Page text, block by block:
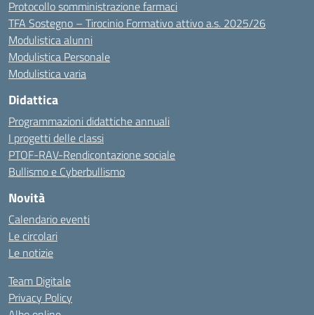
Protocollo somministrazione farmaci
TFA Sostegno – Tirocinio Formativo attivo a.s. 2025/26
Modulistica alunni
Modulistica Personale
Modulistica varia
Didattica
Programmazioni didattiche annuali
I progetti delle classi
PTOF-RAV-Rendicontazione sociale
Bullismo e Cyberbullismo
Novità
Calendario eventi
Le circolari
Le notizie
Team Digitale
Privacy Policy